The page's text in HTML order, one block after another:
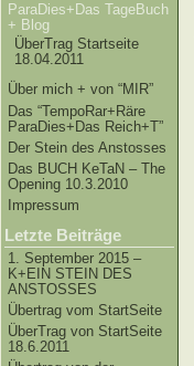
ParaDies+Das TageBuch
+ Blog
ÜberTrag Startseite
18.04.2011
Über mich + von “MIR”
Das “TempoRar+Räre
ParaDies+Das Reich+T”
Der Stein des Anstosses
Das BUCH KeTaN – The
Opening 10.3.2010
Impressum
Letzte Beiträge
1. September 2015 –
K+EIN STEIN DES
ANSTOSSES
Übertrag vom StartSeite
ÜberTrag von StartSeite
18.6.2011